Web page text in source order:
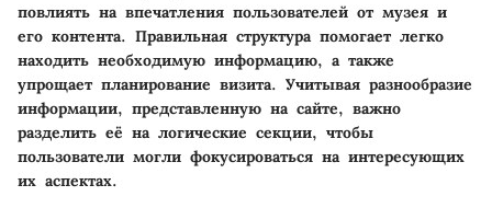
повлиять на впечатления пользователей от музея и
его контента. Правильная структура помогает легко
находить необходимую информацию, а также
упрощает планирование визита. Учитывая разнообразие
информации, представленную на сайте, важно
разделить её на логические секции, чтобы
пользователи могли фокусироваться на интересующих
их аспектах.